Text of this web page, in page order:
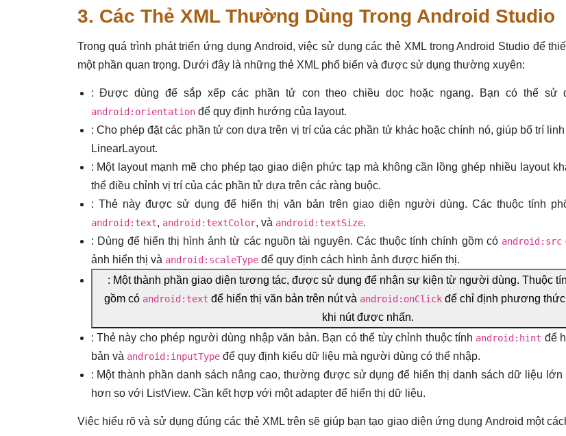
3. Các Thẻ XML Thường Dùng Trong Android Studio
Trong quá trình phát triển ứng dụng Android, việc sử dụng các thẻ XML trong Android Studio để
một phần quan trọng. Dưới đây là những thẻ XML phổ biến và được sử dụng thường xuyên:
: Được dùng để sắp xếp các phần tử con theo chiều dọc hoặc ngang. Bạn có thể sử
android:orientationđể quy định hướng của layout.
: Cho phép đặt các phần tử con dựa trên vị trí của các phần tử khác hoặc chính nó, giúp bố trí
LinearLayout.
: Một layout mạnh mẽ cho phép tạo giao diện phức tạp mà không cần lồng ghép nhiều layout
thể điều chỉnh vị trí của các phần tử dựa trên các ràng buộc.
: Thẻ này được sử dụng để hiển thị văn bản trên giao diện người dùng. Các thuộc tính
android:text, android:textColor, và android:textSize.
: Dùng để hiển thị hình ảnh từ các nguồn tài nguyên. Các thuộc tính chính gồm có android:src
ảnh hiển thị và android:scaleTypeđể quy định cách hình ảnh được hiển thị.
: Một thành phần giao diện tương tác, được sử dụng để nhận sự kiện từ người dùng. Thuộc
gồm có android:text để hiển thị văn bản trên nút và android:onClick để chỉ định phương
khi nút được nhấn.
: Thẻ này cho phép người dùng nhập văn bản. Bạn có thể tùy chỉnh thuộc tính android:hint để
bản và android:inputTypeđể quy định kiểu dữ liệu mà người dùng có thể nhập.
: Một thành phần danh sách nâng cao, thường được sử dụng để hiển thị danh sách dữ liệu lớn
hơn so với ListView. Cần kết hợp với một adapter để hiển thị dữ liệu.
Việc hiểu rõ và sử dụng đúng các thẻ XML trên sẽ giúp bạn tạo giao diện ứng dụng Android một